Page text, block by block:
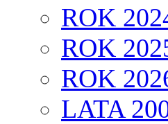
ROK
ROK
ROK
LATA